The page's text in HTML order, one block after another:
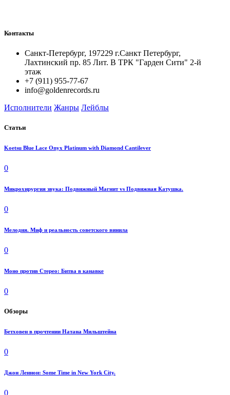
Контакты
Санкт-Петербург, 197229 г.Санкт Петербург,
Лахтинский пр. 85 Лит. B ТРК "Гарден Сити" 2-й
этаж
+7 (911) 955-77-67
info@goldenrecords.ru
Исполнители Жанры Лейблы
Статьи
Koetsu Blue Lace Onyx Platinum with Diamond Cantilever
0
Микрохирургия звука: Подвижный Магнит vs Подвижная Катушка.
0
Мелодия. Миф и реальность советского винила
0
Моно против Стерео: Битва в канавке
0
Обзоры
Бетховен в прочтении Натана Мильштейна
0
Джон Леннон: Some Time in New York City.
0